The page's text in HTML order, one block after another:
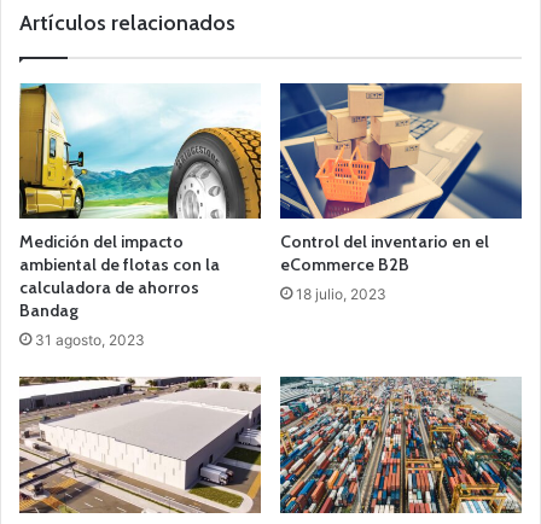
Artículos relacionados
Medición del impacto
ambiental de flotas con la
calculadora de ahorros
Bandag
31 agosto, 2023
Control del inventario en el
eCommerce B2B
18 julio, 2023